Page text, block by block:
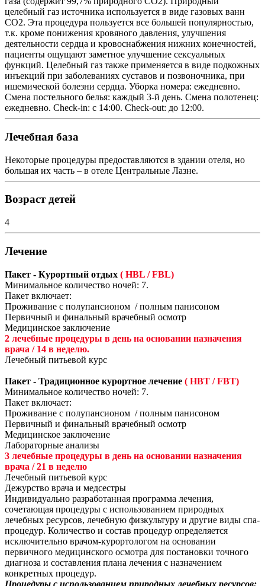
целебный газ источника используется в виде газовых ванн
CO2. Эта процедура пользуется все большей популярностью,
т.к. кроме понижения кровяного давления, улучшения
деятельности сердца и кровоснабжения нижних конечностей,
пациенты ощущают заметное улучшение сексуальных
функций. Целебный газ также применяется в виде подкожных
инъекций при заболеваниях суставов и позвоночника, при
ишемической болезни сердца. Уборка номера: ежедневно.
Смена постельного белья: каждый 3-й день. Смена полотенец:
ежедневно. Check-in: с 14:00. Check-out: до 12:00.
Лечебная база
Некоторые процедуры предоставляются в здании отеля, но
большая их часть – в отеле Центральные Лазне.
Возраст детей
4
Лечение
Пакет - Курортный отдых ( HBL / FBL)
Минимальное количество ночей: 7.
Пакет включает:
Проживание с полупансионом / полным панисоном
Первичный и финальный врачебный осмотр
Медицинское заключение
2 лечебные процедуры в день на основании назначения
врача / 14 в неделю.
Лечебный питьевой курс
Пакет - Традиционное курортное лечение ( HBT / FBT)
Минимальное количество ночей: 7.
Пакет включает:
Проживание с полупансионом / полным панисоном
Первичный и финальный врачебный осмотр
Медицинское заключение
Лабораторные анализы
3 лечебные процедуры в день на основании назначения
врача / 21 в неделю
Лечебный питьевой курс
Дежурство врача и медсестры
Индивидуально разработанная программа лечения,
сочетающая процедуры с использованием природных
лечебных ресурсов, лечебную физкультуру и другие виды спа-
процедур. Количество и состав процедур определяется
исключительно врачом-курортологом на основании
первичного медицинского осмотра для постановки точного
диагноза и составления плана лечения с назначением
конкретных процедур.
Процедуры с использованием природных лечебных ресурсов: